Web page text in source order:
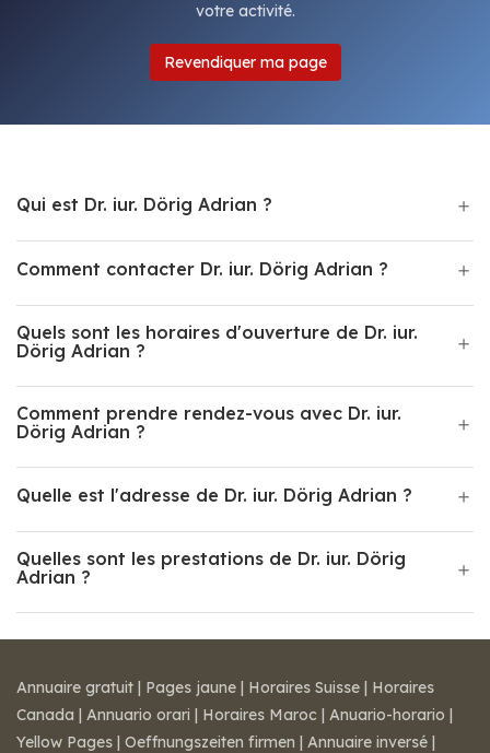
votre activité.
Revendiquer ma page
Qui est Dr. iur. Dörig Adrian ?
Comment contacter Dr. iur. Dörig Adrian ?
Quels sont les horaires d'ouverture de Dr. iur.
Dörig Adrian ?
Comment prendre rendez-vous avec Dr. iur.
Dörig Adrian ?
Quelle est l'adresse de Dr. iur. Dörig Adrian ?
Quelles sont les prestations de Dr. iur. Dörig
Adrian ?
Annuaire gratuit | Pages jaune | Horaires Suisse | Horaires
Canada | Annuario orari | Horaires Maroc | Anuario-horario |
Yellow Pages | Oeffnungszeiten firmen | Annuaire inversé |